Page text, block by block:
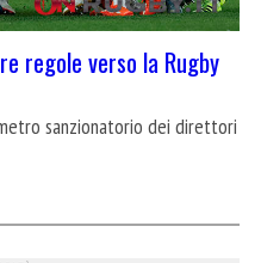
regole verso la Rugby
sanzionatorio dei direttori